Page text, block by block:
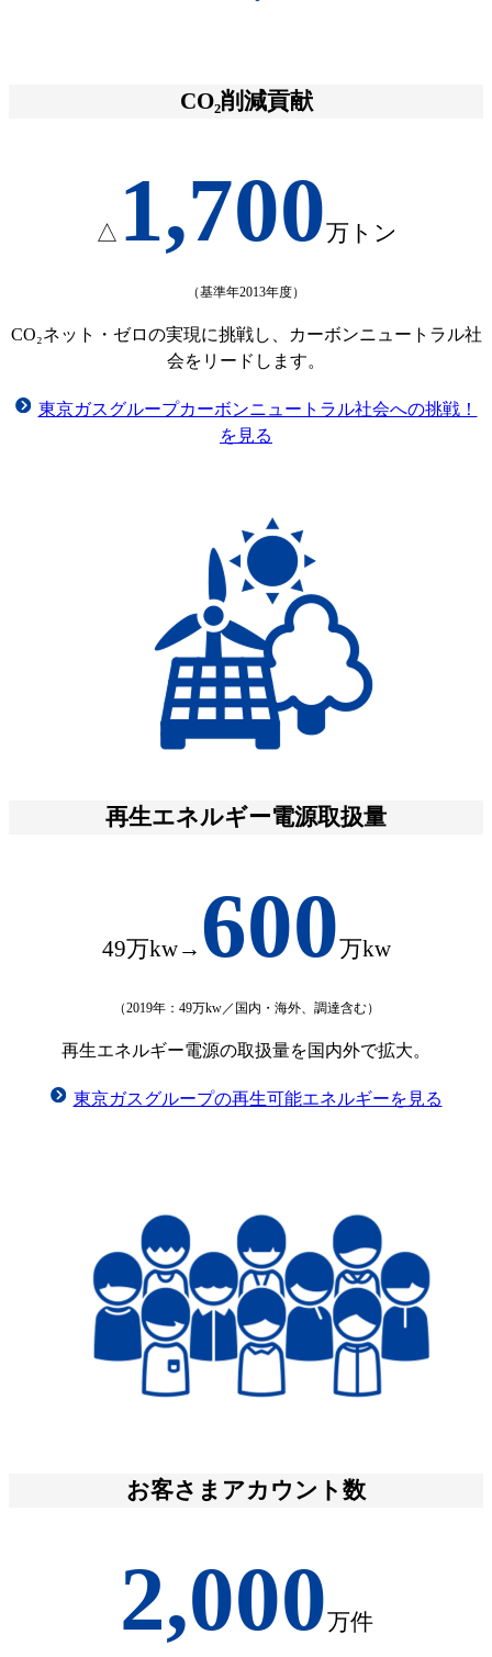
CO₂削減貢献
△ 1,700万トン
（基準年2013年度）
CO₂ネット・ゼロの実現に挑戦し、カーボンニュートラル社
会をリードします。
東京ガスグループカーボンニュートラル社会への挑戦！
を見る
再生エネルギー電源取扱量
49万kw→ 600万kw
（2019年：49万kw／国内・海外、調達含む）
再生エネルギー電源の取扱量を国内外で拡大。
東京ガスグループの再生可能エネルギーを見る
お客さまアカウント数
2,000万件